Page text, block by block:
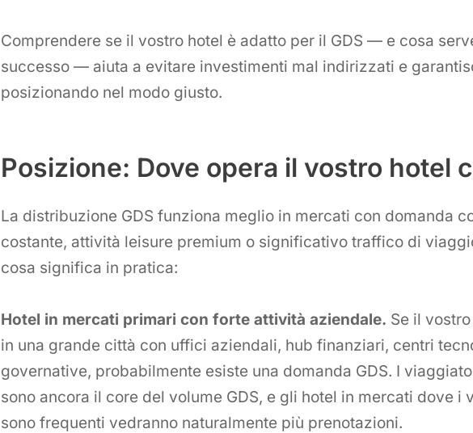
Comprendere se il vostro hotel è adatto per il GDS — e cosa
successo — aiuta a evitare investimenti mal indirizzati e
posizionando nel modo giusto.
Posizione: Dove opera il vostro hotel
La distribuzione GDS funziona meglio in mercati con domanda
costante, attività leisure premium o significativo traffico di
cosa significa in pratica:
Hotel in mercati primari con forte attività aziendale. Se il
in una grande città con uffici aziendali, hub finanziari, centri
governative, probabilmente esiste una domanda GDS. I
sono ancora il core del volume GDS, e gli hotel in mercati dove i
sono frequenti vedranno naturalmente più prenotazioni.